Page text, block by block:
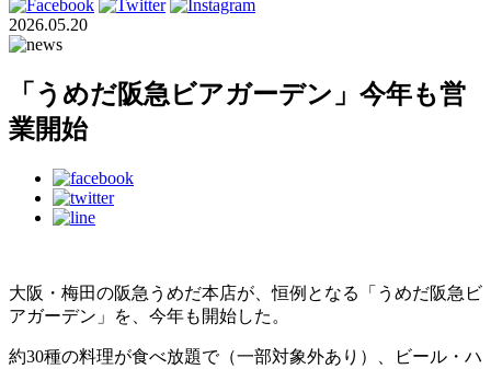
2026.05.20
「うめだ阪急ビアガーデン」今年も営
業開始
大阪・梅田の阪急うめだ本店が、恒例となる「うめだ阪急ビ
アガーデン」を、今年も開始した。
約30種の料理が食べ放題で（一部対象外あり）、ビール・ハ